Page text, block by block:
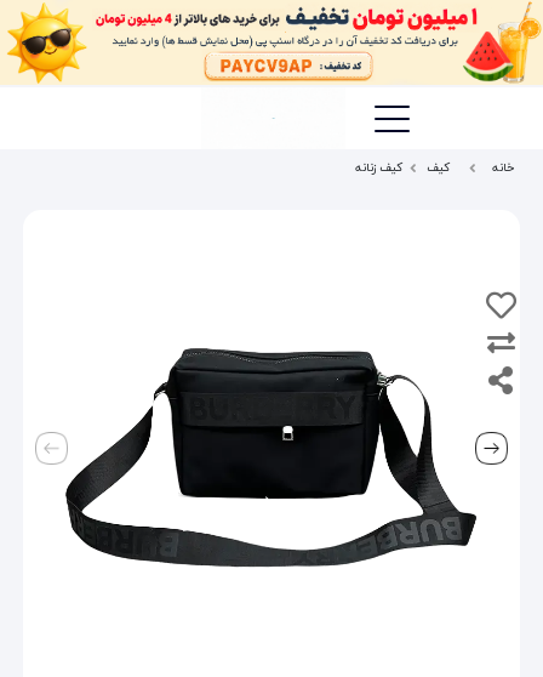
خانه کیف کیف زنانه